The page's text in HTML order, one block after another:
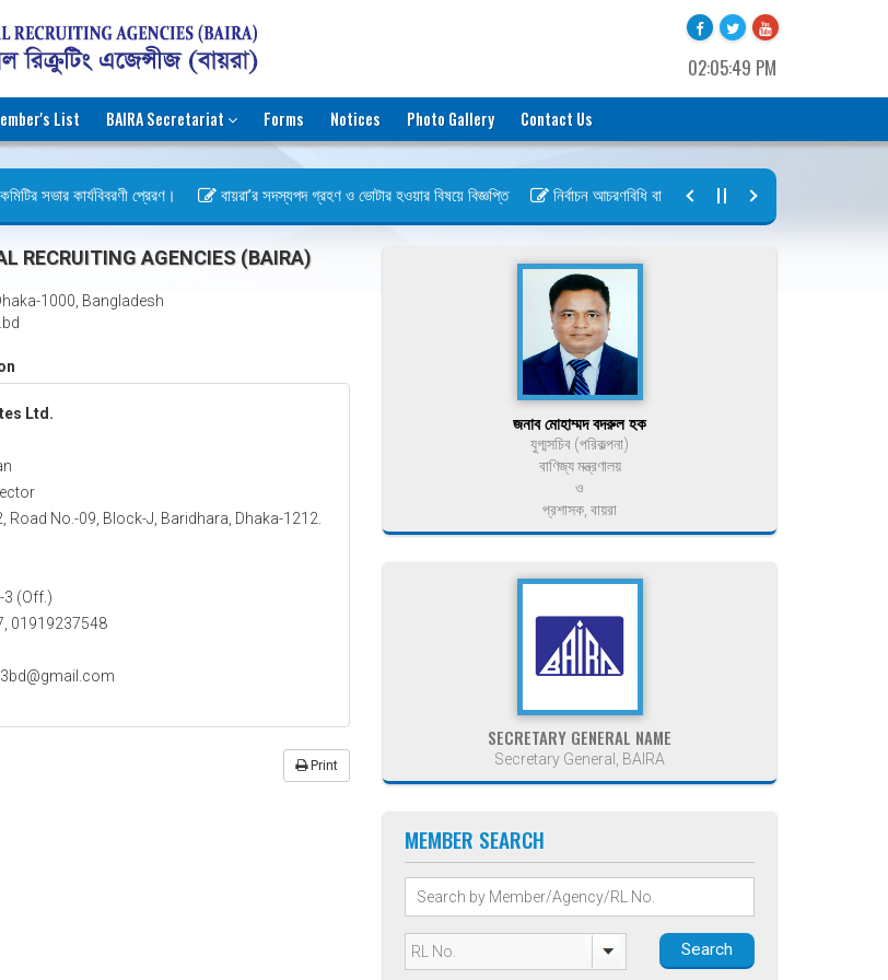
02:05:49 PM
List BAIRA Secretariat Forms Notices Photo Gallery Contact Us
সভার কার্যবিবরণী প্রেরণ। বায়রা’র সদস্যপদ গ্রহণ ও ভোটার হওয়ার বিষয়ে বিজ্ঞপ্তি নির্বাচন আচরণবিধি বায়রা ২০২৬-২০২৮
RECRUITING AGENCIES (BAIRA)
1000, Bangladesh
Ltd.
Road No.-09, Block-J, Baridhara, Dhaka-1212.
3 (Off.)
01919237548
Print
জনাব মোহাম্মদ বদরুল হক
যুগ্মসচিব (পরিকল্পনা)
বাণিজ্য মন্ত্রণালয়
ও
প্রশাসক, বায়রা
SECRETARY GENERAL NAME
Secretary General, BAIRA
MEMBER SEARCH
Search